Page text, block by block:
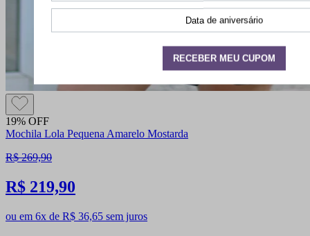
19% OFF
Mochila Lola Pequena Amarelo Mostarda
R$ 269,90
R$ 219,90
ou em 6x de R$ 36,65 sem juros